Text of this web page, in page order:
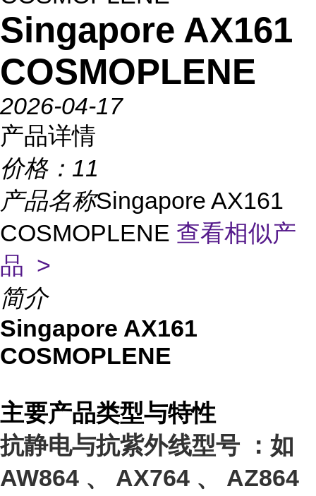
Singapore AX161
COSMOPLENE
2026-04-17
产品详情
价格： 11
产品名称Singapore AX161
COSMOPLENE 查看相似产
品 >
简介
Singapore AX161
COSMOPLENE
主要产品类型与特性
抗静电与抗紫外线型号 ：如
AW864 、 AX764 、 AZ864